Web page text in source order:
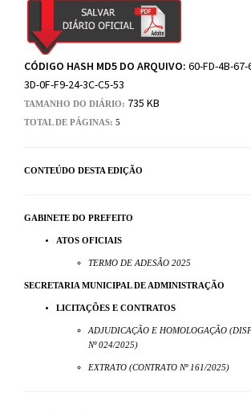
CÓDIGO HASH MD5 DO ARQUIVO: 60-FD-4B-67-
3D-0F-F9-24-3C-C5-53
TAMANHO DO DIÁRIO: 735 KB
TOTAL DE PÁGINAS: 5
CONTEÚDO DESTA EDIÇÃO
GABINETE DO PREFEITO
ATOS OFICIAIS
TERMO DE ADESÃO 2025
SECRETARIA MUNICIPAL DE ADMINISTRAÇÃO
LICITAÇÕES E CONTRATOS
ADJUDICAÇÃO E HOMOLOGAÇÃO
Nº 024/2025)
EXTRATO (CONTRATO Nº 161/2025)